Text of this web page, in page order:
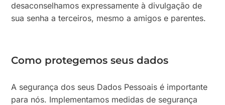
desaconselhamos expressamente à divulgação de
sua senha a terceiros, mesmo a amigos e parentes.
Como protegemos seus dados
A segurança dos seus Dados Pessoais é importante
para nós. Implementamos medidas de segurança